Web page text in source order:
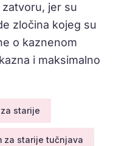
jer su
zločina kojeg su
o kaznenom
i maksimalno
starije
za starije tučnjava